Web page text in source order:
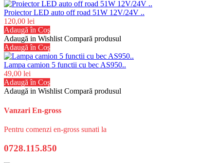
Proiector LED auto off road 51W 12V/24V ..
120,00 lei
Adaugă în Coş
Adaugă in Wishlist Compară produsul
Adaugă în Coş
Lampa camion 5 functii cu bec AS950..
49,00 lei
Adaugă în Coş
Adaugă in Wishlist Compară produsul
Vanzari En-gross
Pentru comenzi en-gross sunati la
0728.115.850